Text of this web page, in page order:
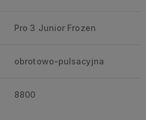
Pro 3 Junior Frozen
obrotowo-pulsacyjna
8800